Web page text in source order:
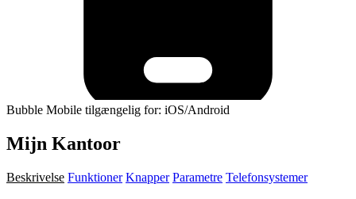
Bubble Mobile tilgængelig for: iOS/Android
Mijn Kantoor
Beskrivelse Funktioner Knapper Parametre Telefonsystemer